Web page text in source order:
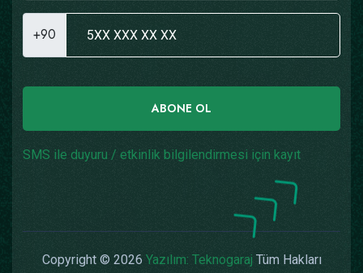
+90
ABONE OL
SMS ile duyuru / etkinlik bilgilendirmesi için kayıt
Copyright © 2026 Yazılım: Teknogaraj Tüm Hakları